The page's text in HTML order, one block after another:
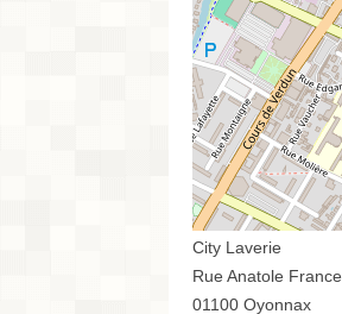
City Laverie
Rue Anatole France
01100 Oyonnax